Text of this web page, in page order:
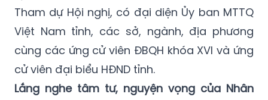
Tham dự Hội nghị, có đại diện Ủy ban MTTQ
Việt Nam tỉnh, các sở, ngành, địa phương
cùng các ứng cử viên ĐBQH khóa XVI và ứng
cử viên đại biểu HĐND tỉnh.
Lắng nghe tâm tư, nguyện vọng của Nhân